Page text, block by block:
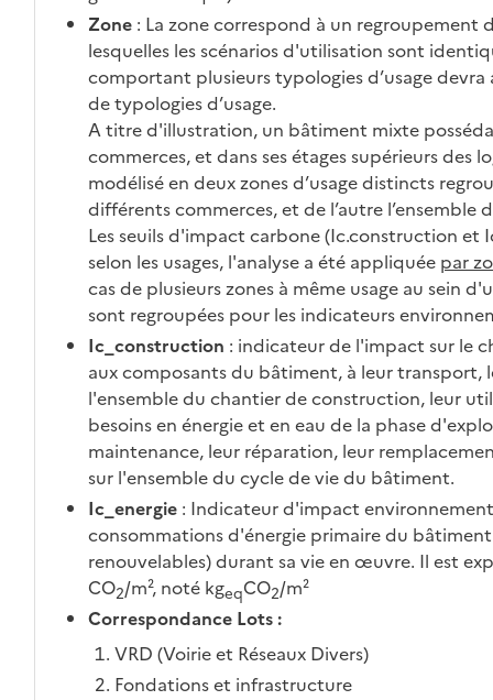
Zone : La zone correspond à un
lesquelles les scénarios d'utilisation sont
comportant plusieurs typologies d’usage
de typologies d’usage.
A titre d'illustration, un bâtiment mixte
commerces, et dans ses étages supérieurs des
modélisé en deux zones d’usage distincts
différents commerces, et de l’autre l’ensemble
Les seuils d'impact carbone (Ic.construction et
selon les usages, l'analyse a été appliquée par
cas de plusieurs zones à même usage au sein
sont regroupées pour les indicateurs
Ic_construction : indicateur de l'impact sur le
aux composants du bâtiment, à leur transport,
l'ensemble du chantier de construction, leur
besoins en énergie et en eau de la phase
maintenance, leur réparation, leur
sur l'ensemble du cycle de vie du bâtiment.
Ic_energie : Indicateur d'impact
consommations d'énergie primaire du
renouvelables) durant sa vie en œuvre. Il est
CO2/m², noté kgeqCO2/m²
Correspondance Lots :
VRD (Voirie et Réseaux Divers)
Fondations et infrastructure